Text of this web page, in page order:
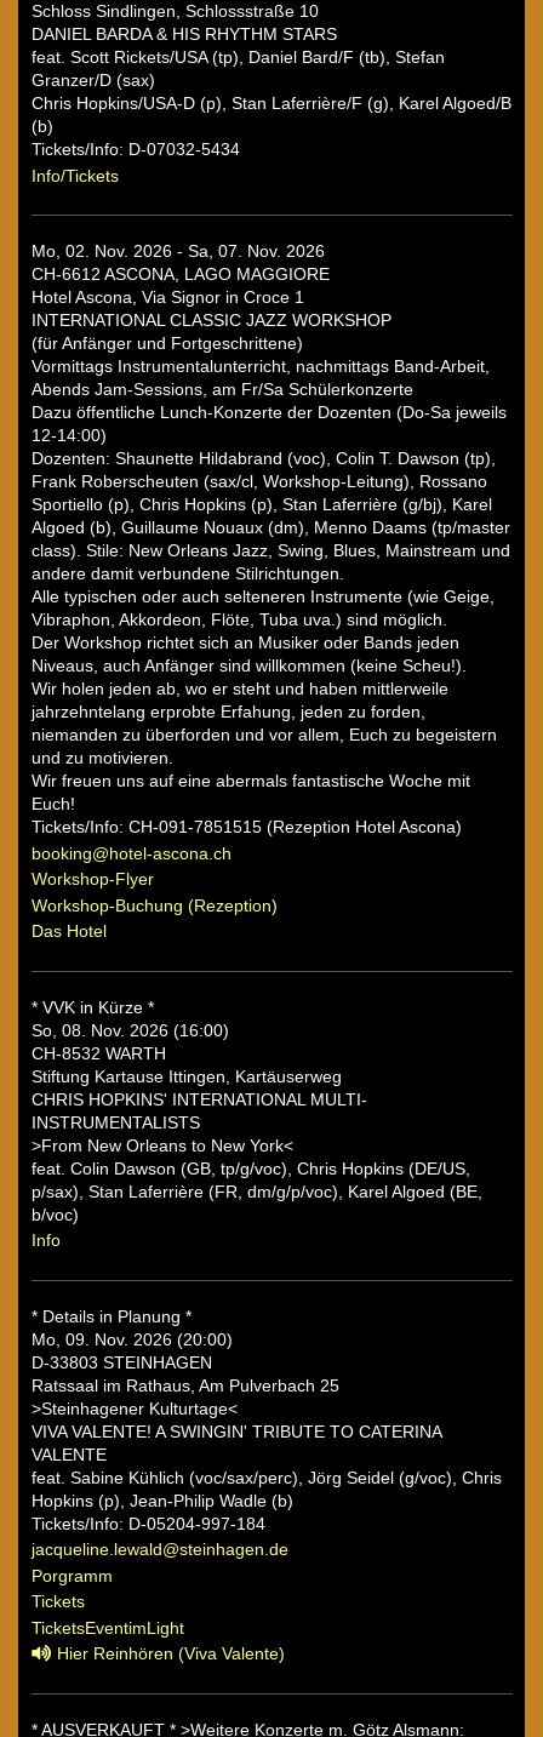
Schloss Sindlingen, Schlossstraße 10
DANIEL BARDA & HIS RHYTHM STARS
feat. Scott Rickets/USA (tp), Daniel Bard/F (tb), Stefan
Granzer/D (sax)
Chris Hopkins/USA-D (p), Stan Laferrière/F (g), Karel Algoed/B
(b)
Tickets/Info: D-07032-5434
Info/Tickets
Mo, 02. Nov. 2026 - Sa, 07. Nov. 2026
CH-6612 ASCONA, LAGO MAGGIORE
Hotel Ascona, Via Signor in Croce 1
INTERNATIONAL CLASSIC JAZZ WORKSHOP
(für Anfänger und Fortgeschrittene)
Vormittags Instrumentalunterricht, nachmittags Band-Arbeit,
Abends Jam-Sessions, am Fr/Sa Schülerkonzerte
Dazu öffentliche Lunch-Konzerte der Dozenten (Do-Sa jeweils
12-14:00)
Dozenten: Shaunette Hildabrand (voc), Colin T. Dawson (tp),
Frank Roberscheuten (sax/cl, Workshop-Leitung), Rossano
Sportiello (p), Chris Hopkins (p), Stan Laferrière (g/bj), Karel
Algoed (b), Guillaume Nouaux (dm), Menno Daams (tp/master
class). Stile: New Orleans Jazz, Swing, Blues, Mainstream und
andere damit verbundene Stilrichtungen.
Alle typischen oder auch selteneren Instrumente (wie Geige,
Vibraphon, Akkordeon, Flöte, Tuba uva.) sind möglich.
Der Workshop richtet sich an Musiker oder Bands jeden
Niveaus, auch Anfänger sind willkommen (keine Scheu!).
Wir holen jeden ab, wo er steht und haben mittlerweile
jahrzehntelang erprobte Erfahung, jeden zu forden,
niemanden zu überforden und vor allem, Euch zu begeistern
und zu motivieren.
Wir freuen uns auf eine abermals fantastische Woche mit
Euch!
Tickets/Info: CH-091-7851515 (Rezeption Hotel Ascona)
booking@hotel-ascona.ch
Workshop-Flyer
Workshop-Buchung (Rezeption)
Das Hotel
* VVK in Kürze *
So, 08. Nov. 2026 (16:00)
CH-8532 WARTH
Stiftung Kartause Ittingen, Kartäuserweg
CHRIS HOPKINS' INTERNATIONAL MULTI-
INSTRUMENTALISTS
>From New Orleans to New York<
feat. Colin Dawson (GB, tp/g/voc), Chris Hopkins (DE/US,
p/sax), Stan Laferrière (FR, dm/g/p/voc), Karel Algoed (BE,
b/voc)
Info
* Details in Planung *
Mo, 09. Nov. 2026 (20:00)
D-33803 STEINHAGEN
Ratssaal im Rathaus, Am Pulverbach 25
>Steinhagener Kulturtage<
VIVA VALENTE! A SWINGIN' TRIBUTE TO CATERINA
VALENTE
feat. Sabine Kühlich (voc/sax/perc), Jörg Seidel (g/voc), Chris
Hopkins (p), Jean-Philip Wadle (b)
Tickets/Info: D-05204-997-184
jacqueline.lewald@steinhagen.de
Porgramm
Tickets
TicketsEventimLight
Hier Reinhören (Viva Valente)
* AUSVERKAUFT * >Weitere Konzerte m. Götz Alsmann: